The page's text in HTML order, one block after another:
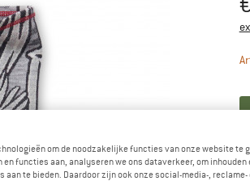
€
om de noodzakelijke functies van onze website te
functies aan, analyseren we ons dataverkeer, om inhouden
te bieden. Daardoor zijn ook onze social-media-, reclame-